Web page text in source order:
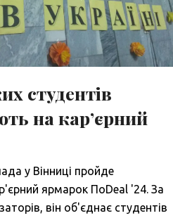
студентів
на кар’єрний
у Вінниці пройде
ярмарок ПоDeal '24. За
він об'єднає студентів